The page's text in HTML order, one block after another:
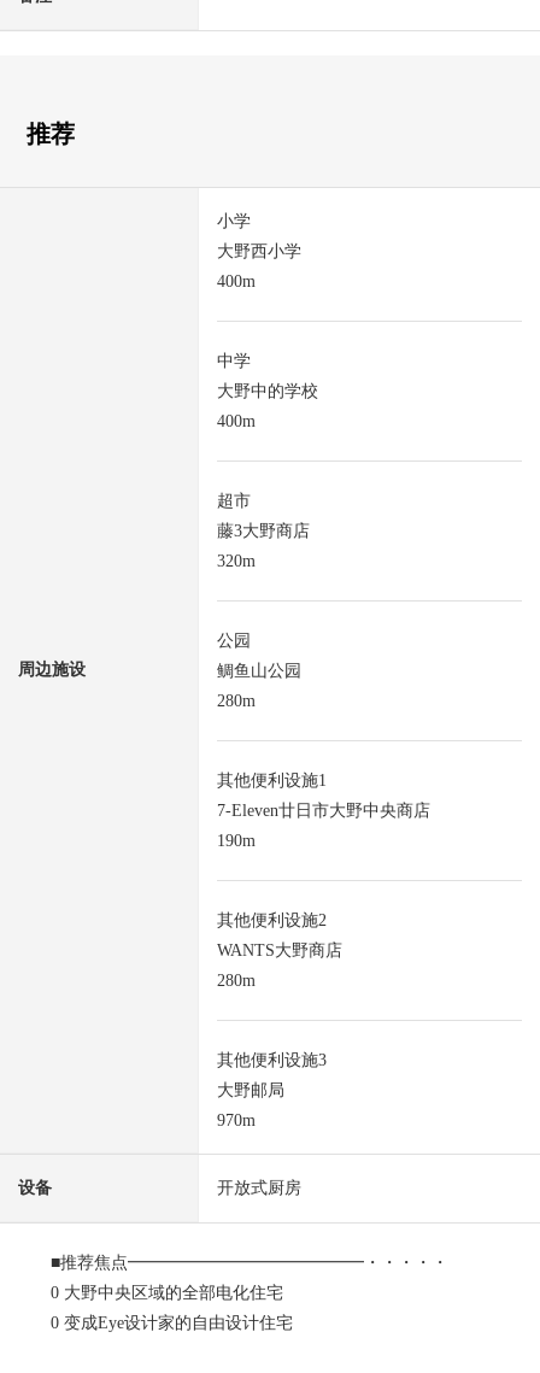
推荐
周边施设
小学
大野西小学
400m
中学
大野中的学校
400m
超市
藤3大野商店
320m
公园
鲷鱼山公园
280m
其他便利设施1
7-Eleven廿日市大野中央商店
190m
其他便利设施2
WANTS大野商店
280m
其他便利设施3
大野邮局
970m
设备 开放式厨房
■推荐焦点━━━━━━━━━━━━━━・・・・・
0 大野中央区域的全部电化住宅
0 变成Eye设计家的自由设计住宅